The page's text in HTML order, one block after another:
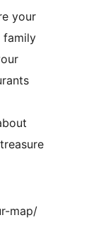
your
family
map/